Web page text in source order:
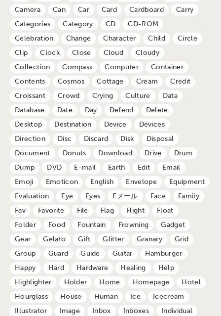
Camera
Can Car Card Cardboard
Carry
Categories
Category CD
CD-ROM
Celebration
Change Character Child
Circle
Clip
Clock Close Cloud
Cloudy
Collection
Compass Computer
Container
Contents
Cosmos Cottage Cream
Credit
Croissant
Crowd Crying Culture
Data
Database
Date Day Defend
Delete
Desktop
Destination Device
Devices
Direction
Disc Discard Disk
Disposal
Document
Donuts Download Drive
Drum
Dump
DVD E-mail Earth Edit
Email
Emoji
Emoticon English Envelope
Equipment
Evaluation
Eye Eyes Eメール Face
Family
Fav
Favorite File Flag Flight
Float
Folder
Food Fountain Frowning
Gadget
Gear
Gelato Gift Glitter Granary
Grid
Group
Guard Guide Guitar
Hamburger
Happy
Hard Hardware Healing
Help
Highlighter
Holder Home Homepage
Hotel
Hourglass
House Human Ice
Icecream
Illustrator
Image Inbox Inboxes
Individual